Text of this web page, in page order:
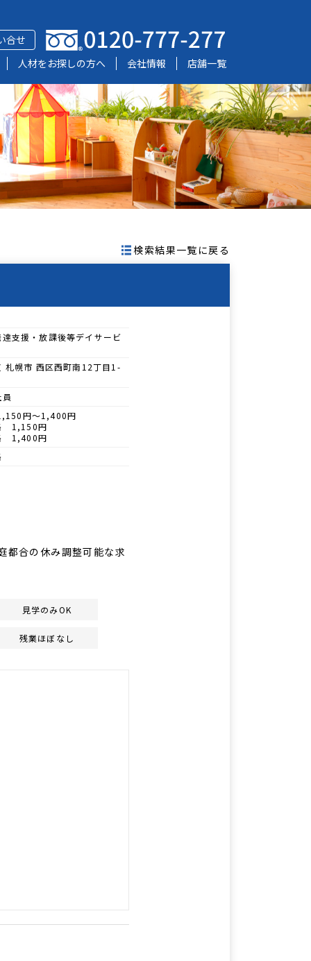
合せ
人材をお探しの方へ
会社情報 店舗一覧
検索結果一覧に戻る
支援・放課後等デイサービ
札幌市 西区西町南12丁目1-
円～1,400円
1,150円
1,400円
都合の休み調整可能な求
見学のみOK
残業ほぼなし